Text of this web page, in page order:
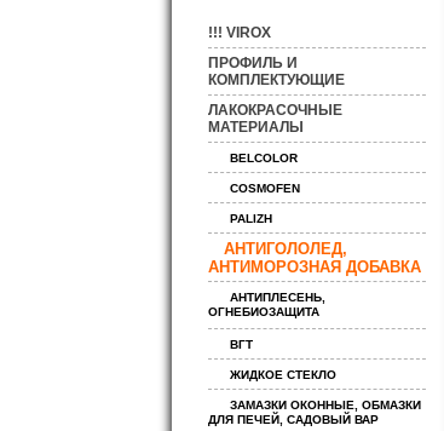
!!! VIROX
ПРОФИЛЬ И
КОМПЛЕКТУЮЩИЕ
ЛАКОКРАСОЧНЫЕ
МАТЕРИАЛЫ
BELCOLOR
COSMOFEN
PALIZH
АНТИГОЛОЛЕД,
АНТИМОРОЗНАЯ ДОБАВКА
АНТИПЛЕСЕНЬ,
ОГНЕБИОЗАЩИТА
ВГТ
ЖИДКОЕ СТЕКЛО
ЗАМАЗКИ ОКОННЫЕ, ОБМАЗКИ
ДЛЯ ПЕЧЕЙ, САДОВЫЙ ВАР